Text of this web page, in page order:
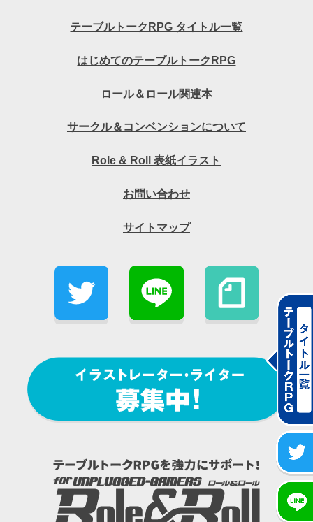
テーブルトークRPG タイトル一覧
はじめてのテーブルトークRPG
ロール＆ロール関連本
サークル＆コンベンションについて
Role & Roll 表紙イラスト
お問い合わせ
サイトマップ